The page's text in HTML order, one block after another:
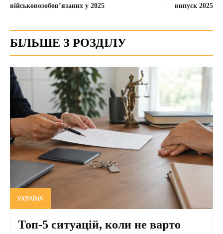
військовозобов’язаних у 2025
випуск 2025
БІЛЬШЕ З РОЗДІЛУ
УКРАЇНА
Топ-5 ситуацій, коли не варто